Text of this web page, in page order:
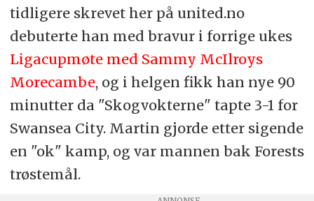
tidligere skrevet her på united.no
debuterte han med bravur i forrige ukes
Ligacupmøte med Sammy McIlroys
Morecambe, og i helgen fikk han nye 90
minutter da "Skogvokterne" tapte 3-1 for
Swansea City. Martin gjorde etter sigende
en "ok" kamp, og var mannen bak Forests
trøstemål.